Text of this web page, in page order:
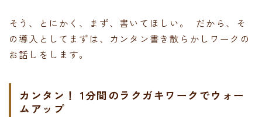
そう、とにかく、まず、書いてほしい。 だから、そ
の導入としてまずは、カンタン書き散らかしワークの
お話しをします。
カンタン！ 1分間のラクガキワークでウォー
ムアップ